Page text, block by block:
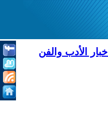
اخبار الأدب والفن